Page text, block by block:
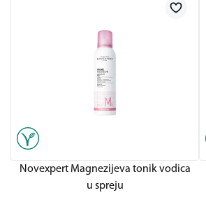
Novexpert Magnezijeva tonik vodica
u spreju